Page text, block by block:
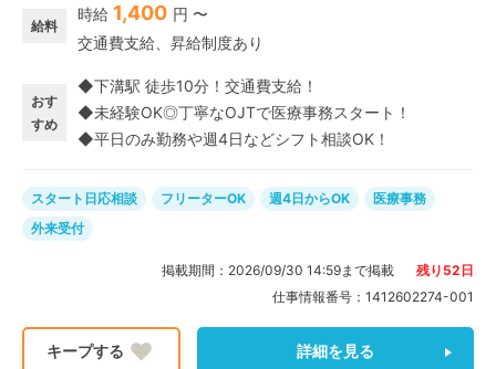
る医療事務のおしごとです。 週4日～勤務OKで、平日の
みの相談も可能◎ 残業はほぼないため、プライベートと
給料
時給 1,400 円 〜
交通費支給、昇給制度あり
おす
すめ
◆下溝駅 徒歩10分！交通費支給！
◆未経験OK◎丁寧なOJTで医療事務スタート！
◆平日のみ勤務や週4日などシフト相談OK！
スタート日応相談 フリーターOK 週4日からOK
医療事務
外来受付
掲載期間： 2026/09/30 14:59まで掲載 残り 52 日
仕事情報番号： 1412602274-001
詳細を見る